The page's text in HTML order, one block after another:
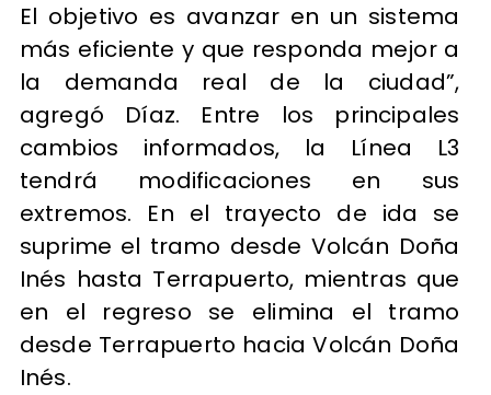
El objetivo es avanzar en un sistema
más eficiente y que responda mejor a
la demanda real de la ciudad”,
agregó Díaz. Entre los principales
cambios informados, la Línea L3
tendrá modificaciones en sus
extremos. En el trayecto de ida se
suprime el tramo desde Volcán Doña
Inés hasta Terrapuerto, mientras que
en el regreso se elimina el tramo
desde Terrapuerto hacia Volcán Doña
Inés.